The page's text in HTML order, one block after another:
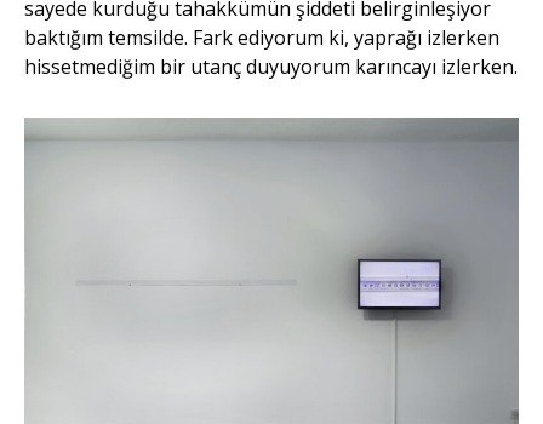
sayede kurduğu tahakkümün şiddeti belirginleşiyor
baktığım temsilde. Fark ediyorum ki, yaprağı izlerken
hissetmediğim bir utanç duyuyorum karıncayı izlerken.